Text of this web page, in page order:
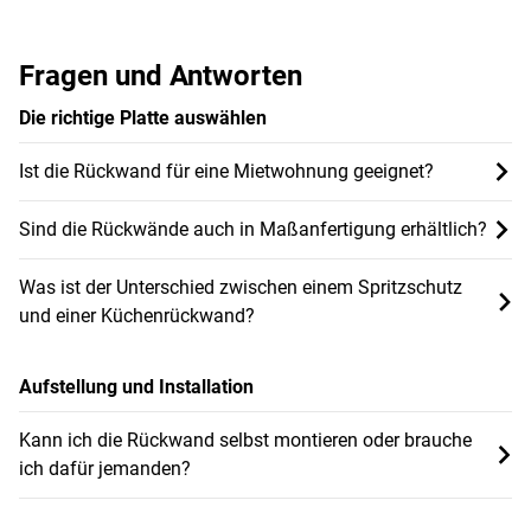
Fragen und Antworten
Die richtige Platte auswählen
Ist die Rückwand für eine Mietwohnung geeignet?
Sind die Rückwände auch in Maßanfertigung erhältlich?
Was ist der Unterschied zwischen einem Spritzschutz
und einer Küchenrückwand?
Aufstellung und Installation
Kann ich die Rückwand selbst montieren oder brauche
ich dafür jemanden?